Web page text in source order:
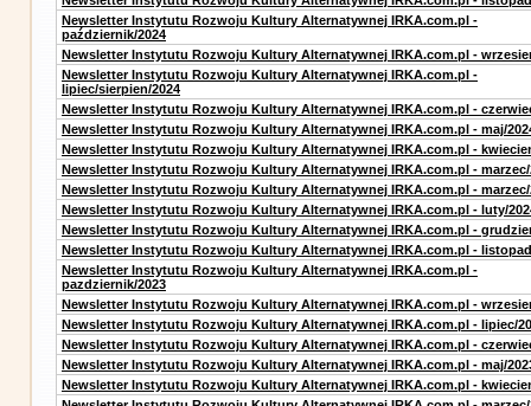
Newsletter Instytutu Rozwoju Kultury Alternatywnej IRKA.com.pl -
październik/2024
Newsletter Instytutu Rozwoju Kultury Alternatywnej IRKA.com.pl -
Newsletter Instytutu Rozwoju Kultury Alternatywnej IRKA.com.pl -
lipiec/sierpien/2024
Newsletter Instytutu Rozwoju Kultury Alternatywnej IRKA.com.pl -
Newsletter Instytutu Rozwoju Kultury Alternatywnej IRKA.com.pl - maj/
Newsletter Instytutu Rozwoju Kultury Alternatywnej IRKA.com.pl -
Newsletter Instytutu Rozwoju Kultury Alternatywnej IRKA.com.pl - marzec/
Newsletter Instytutu Rozwoju Kultury Alternatywnej IRKA.com.pl - marzec/
Newsletter Instytutu Rozwoju Kultury Alternatywnej IRKA.com.pl - luty/
Newsletter Instytutu Rozwoju Kultury Alternatywnej IRKA.com.pl -
Newsletter Instytutu Rozwoju Kultury Alternatywnej IRKA.com.pl -
Newsletter Instytutu Rozwoju Kultury Alternatywnej IRKA.com.pl -
pazdziernik/2023
Newsletter Instytutu Rozwoju Kultury Alternatywnej IRKA.com.pl -
Newsletter Instytutu Rozwoju Kultury Alternatywnej IRKA.com.pl - lipiec/
Newsletter Instytutu Rozwoju Kultury Alternatywnej IRKA.com.pl -
Newsletter Instytutu Rozwoju Kultury Alternatywnej IRKA.com.pl - maj/
Newsletter Instytutu Rozwoju Kultury Alternatywnej IRKA.com.pl -